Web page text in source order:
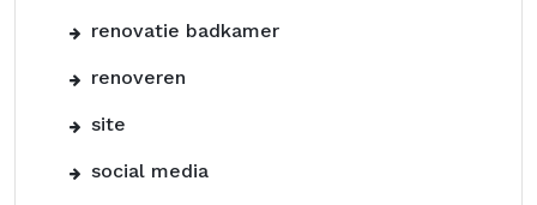
renovatie badkamer
renoveren
site
social media